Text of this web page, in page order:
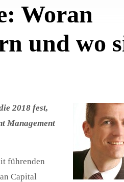
Woran
und wo
2018 fest,
Management
führenden
Capital